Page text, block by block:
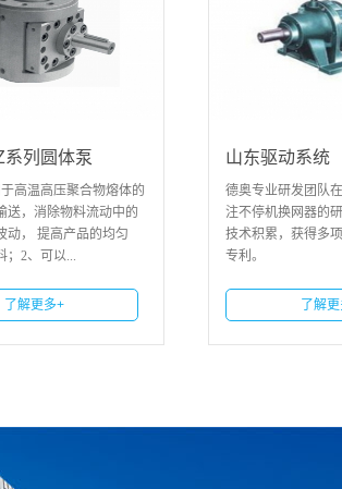
熔体的
动中的
匀
山东驱动系统
德奥专业研发团队在八十年代末就专
注不停机换网器的研究。近三十年的
技术积累，获得多项国际和国内发明